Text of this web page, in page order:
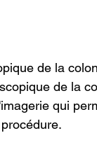
de la
de la
qui